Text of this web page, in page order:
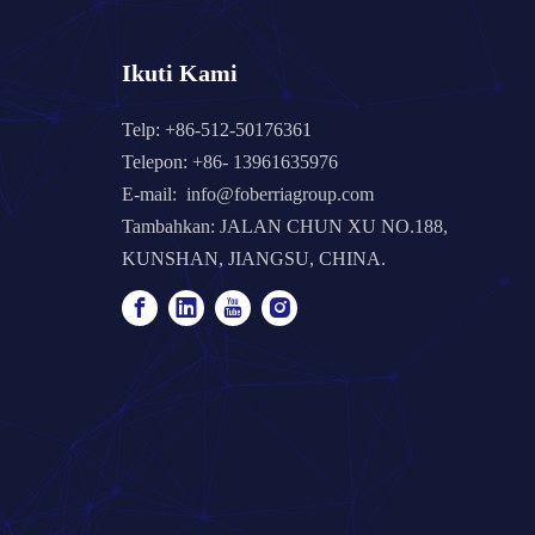
Ikuti Kami
Telp: +86-512-50176361
Telepon: +86- 13961635976
E-mail: info@foberriagroup.com
Tambahkan: JALAN CHUN XU NO.188,
KUNSHAN, JIANGSU, CHINA.